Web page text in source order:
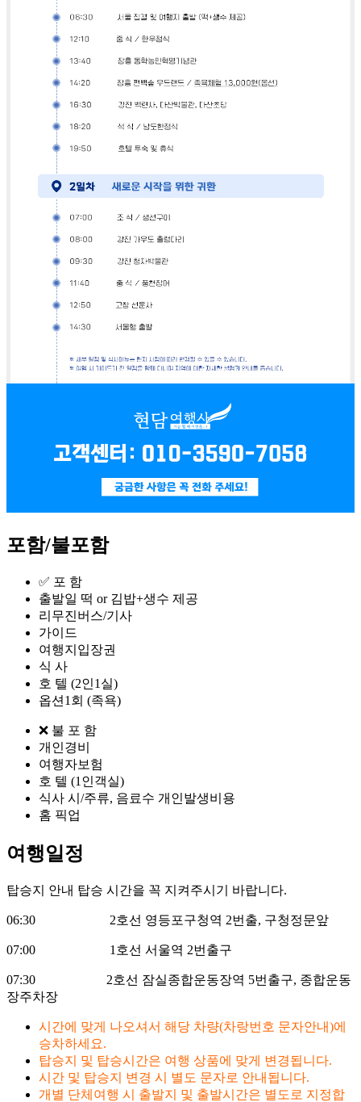
포함/불포함
✅ 포 함ㅤㅤㅤㅤㅤㅤㅤㅤㅤㅤㅤㅤㅤㅤㅤ
출발일 떡 or 김밥+생수 제공
리무진버스/기사
가이드
여행지입장권
식 사
호 텔 (2인1실)
옵션1회 (족욕)
❌ 불 포 함
개인경비
여행자보험
호 텔 (1인객실)
식사 시/주류, 음료수 개인발생비용
홈 픽업
여행일정
탑승지 안내 탑승 시간을 꼭 지켜주시기 바랍니다.
06:30 2호선 영등포구청역 2번출, 구청정문앞
07:00 1호선 서울역 2번출구
07:30 2호선 잠실종합운동장역 5번출구, 종합운동
장주차장
시간에 맞게 나오셔서 해당 차량(차랑번호 문자안내)에
승차하세요.
탑승지 및 탑승시간은 여행 상품에 맞게 변경됩니다.
시간 및 탑승지 변경 시 별도 문자로 안내됩니다.
개별 단체여행 시 출발지 및 출발시간은 별도로 지정합